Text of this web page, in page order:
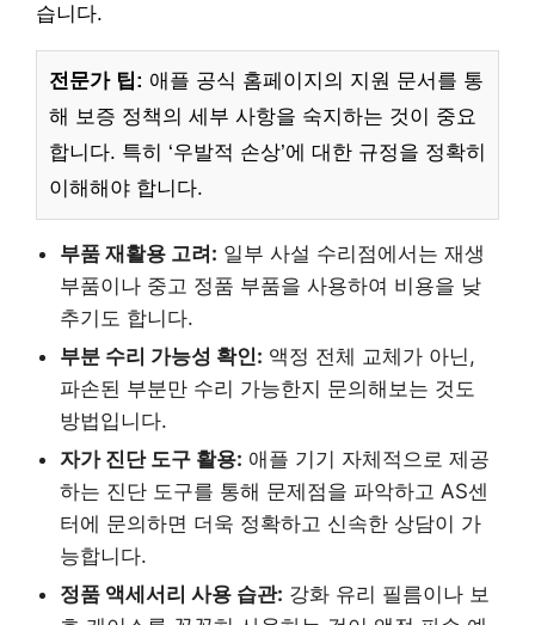
습니다.
전문가 팁: 애플 공식 홈페이지의 지원 문서를 통
해 보증 정책의 세부 사항을 숙지하는 것이 중요
합니다. 특히 ‘우발적 손상’에 대한 규정을 정확히
이해해야 합니다.
부품 재활용 고려: 일부 사설 수리점에서는 재생
부품이나 중고 정품 부품을 사용하여 비용을 낮
추기도 합니다.
부분 수리 가능성 확인: 액정 전체 교체가 아닌,
파손된 부분만 수리 가능한지 문의해보는 것도
방법입니다.
자가 진단 도구 활용: 애플 기기 자체적으로 제공
하는 진단 도구를 통해 문제점을 파악하고 AS센
터에 문의하면 더욱 정확하고 신속한 상담이 가
능합니다.
정품 액세서리 사용 습관: 강화 유리 필름이나 보